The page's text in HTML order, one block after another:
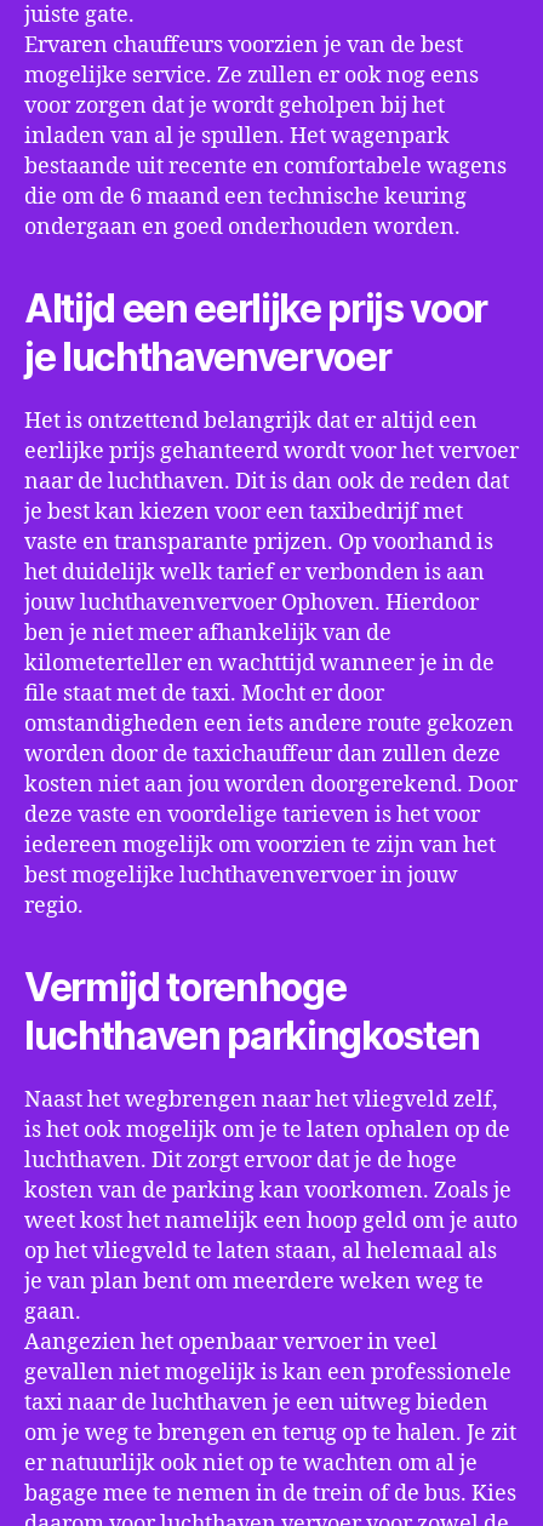
juiste gate.
Ervaren chauffeurs voorzien je van de best
mogelijke service. Ze zullen er ook nog eens
voor zorgen dat je wordt geholpen bij het
inladen van al je spullen. Het wagenpark
bestaande uit recente en comfortabele wagens
die om de 6 maand een technische keuring
ondergaan en goed onderhouden worden.
Altijd een eerlijke prijs voor
je luchthavenvervoer
Het is ontzettend belangrijk dat er altijd een
eerlijke prijs gehanteerd wordt voor het vervoer
naar de luchthaven. Dit is dan ook de reden dat
je best kan kiezen voor een taxibedrijf met
vaste en transparante prijzen. Op voorhand is
het duidelijk welk tarief er verbonden is aan
jouw luchthavenvervoer Ophoven. Hierdoor
ben je niet meer afhankelijk van de
kilometerteller en wachttijd wanneer je in de
file staat met de taxi. Mocht er door
omstandigheden een iets andere route gekozen
worden door de taxichauffeur dan zullen deze
kosten niet aan jou worden doorgerekend. Door
deze vaste en voordelige tarieven is het voor
iedereen mogelijk om voorzien te zijn van het
best mogelijke luchthavenvervoer in jouw
regio.
Vermijd torenhoge
luchthaven parkingkosten
Naast het wegbrengen naar het vliegveld zelf,
is het ook mogelijk om je te laten ophalen op de
luchthaven. Dit zorgt ervoor dat je de hoge
kosten van de parking kan voorkomen. Zoals je
weet kost het namelijk een hoop geld om je auto
op het vliegveld te laten staan, al helemaal als
je van plan bent om meerdere weken weg te
gaan.
Aangezien het openbaar vervoer in veel
gevallen niet mogelijk is kan een professionele
taxi naar de luchthaven je een uitweg bieden
om je weg te brengen en terug op te halen. Je zit
er natuurlijk ook niet op te wachten om al je
bagage mee te nemen in de trein of de bus. Kies